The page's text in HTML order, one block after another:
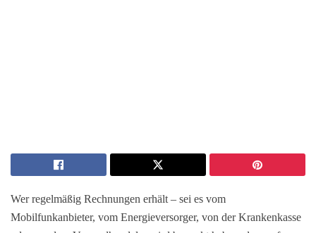
Wer regelmäßig Rechnungen erhält – sei es vom
Mobilfunkanbieter, vom Energieversorger, von der Krankenkasse